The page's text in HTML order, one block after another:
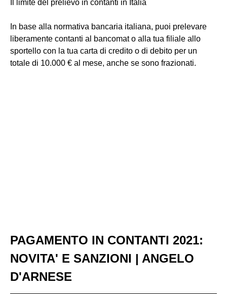
Il limite del prelievo in contanti in Italia
In base alla normativa bancaria italiana, puoi prelevare
liberamente contanti al bancomat o alla tua filiale allo
sportello con la tua carta di credito o di debito per un
totale di 10.000 € al mese, anche se sono frazionati.
PAGAMENTO IN CONTANTI 2021:
NOVITA' E SANZIONI | ANGELO
D'ARNESE